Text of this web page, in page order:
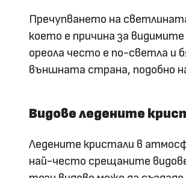
Пречупването на
което е причина за
ореола често е по-светла и
външната страна, подобно
Видове ледените
Ледените кристали в
най-често срещаните